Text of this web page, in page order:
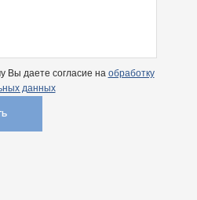
Вы даете согласие на обработку
данных